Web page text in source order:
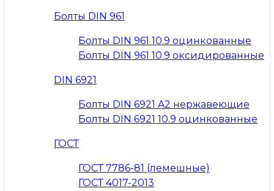
Болты DIN 961
Болты DIN 961 10.9 оцинкованные
Болты DIN 961 10.9 оксидированные
DIN 6921
Болты DIN 6921 A2 нержавеющие
Болты DIN 6921 10.9 оцинкованные
ГОСТ
ГОСТ 7786-81 (лемешные)
ГОСТ 4017-2013